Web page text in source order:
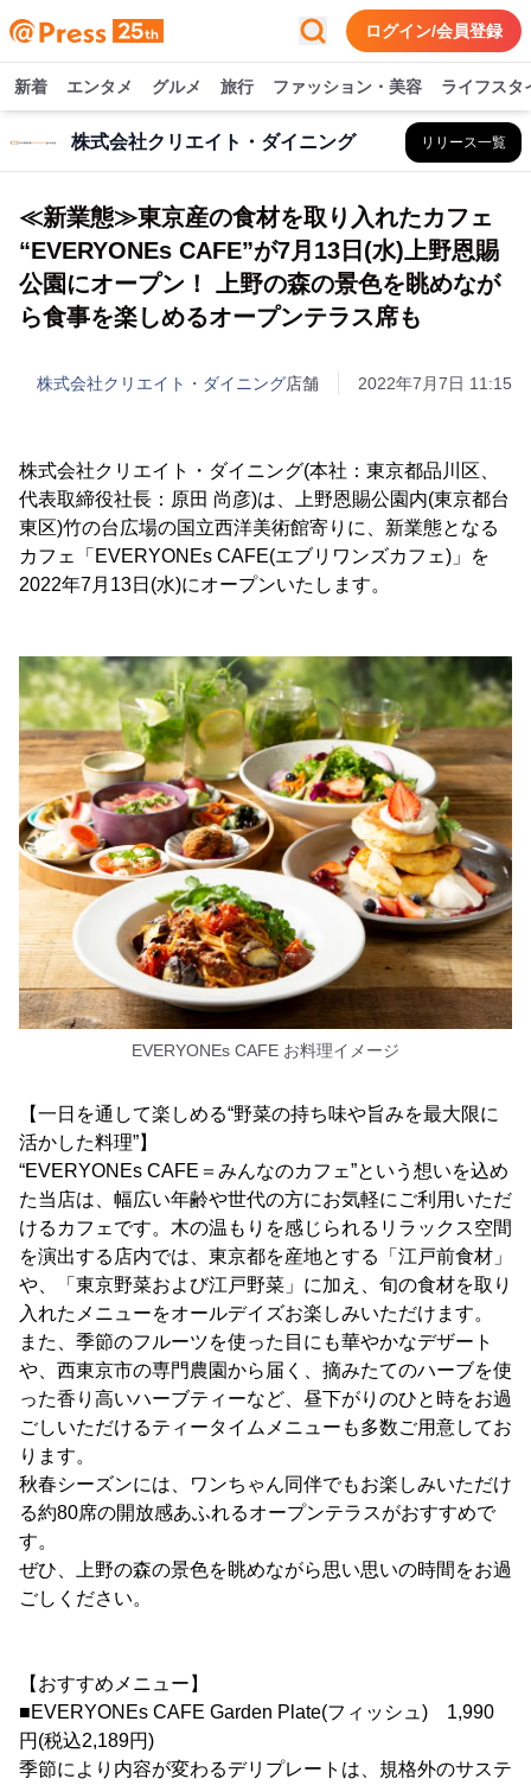
ログイン/会員登録
新着 エンタメ グルメ 旅行 ファッション・美容 ライフスタ
株式会社クリエイト・ダイニング リリース一覧
≪新業態≫東京産の食材を取り入れたカフェ
“EVERYONEs CAFE”が7月13日(水)上野恩賜
公園にオープン！ 上野の森の景色を眺めなが
ら食事を楽しめるオープンテラス席も
株式会社クリエイト・ダイニング店舗 2022年7月7日 11:15
株式会社クリエイト・ダイニング(本社：東京都品川区、
代表取締役社長：原田 尚彦)は、上野恩賜公園内(東京都台
東区)竹の台広場の国立西洋美術館寄りに、新業態となる
カフェ「EVERYONEs CAFE(エブリワンズカフェ)」を
2022年7月13日(水)にオープンいたします。
EVERYONEs CAFE お料理イメージ
【一日を通して楽しめる“野菜の持ち味や旨みを最大限に
活かした料理”】
“EVERYONEs CAFE＝みんなのカフェ”という想いを込め
た当店は、幅広い年齢や世代の方にお気軽にご利用いただ
けるカフェです。木の温もりを感じられるリラックス空間
を演出する店内では、東京都を産地とする「江戸前食材」
や、「東京野菜および江戸野菜」に加え、旬の食材を取り
入れたメニューをオールデイズお楽しみいただけます。
また、季節のフルーツを使った目にも華やかなデザート
や、西東京市の専門農園から届く、摘みたてのハーブを使
った香り高いハーブティーなど、昼下がりのひと時をお過
ごしいただけるティータイムメニューも多数ご用意してお
ります。
秋春シーズンには、ワンちゃん同伴でもお楽しみいただけ
る約80席の開放感あふれるオープンテラスがおすすめで
す。
ぜひ、上野の森の景色を眺めながら思い思いの時間をお過
ごしください。
【おすすめメニュー】
■EVERYONEs CAFE Garden Plate(フィッシュ) 1,990
円(税込2,189円)
季節により内容が変わるデリプレートは、規格外のサステ